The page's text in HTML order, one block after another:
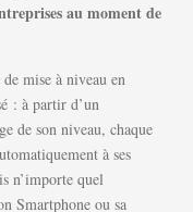
au moment de
mise à niveau en
: à partir d’un
de son niveau, chaque
à ses
n’importe quel
Smartphone ou sa